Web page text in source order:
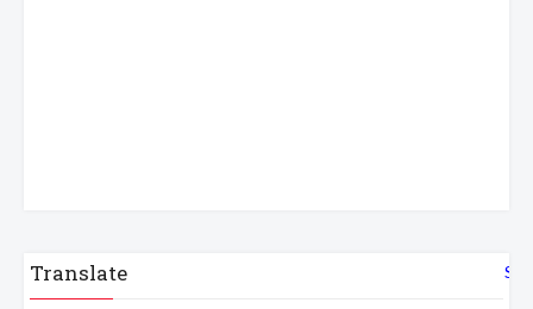
Translate